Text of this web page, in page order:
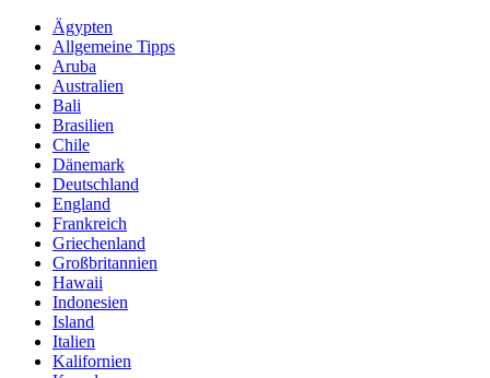
Ägypten
Allgemeine Tipps
Aruba
Australien
Bali
Brasilien
Chile
Dänemark
Deutschland
England
Frankreich
Griechenland
Großbritannien
Hawaii
Indonesien
Island
Italien
Kalifornien